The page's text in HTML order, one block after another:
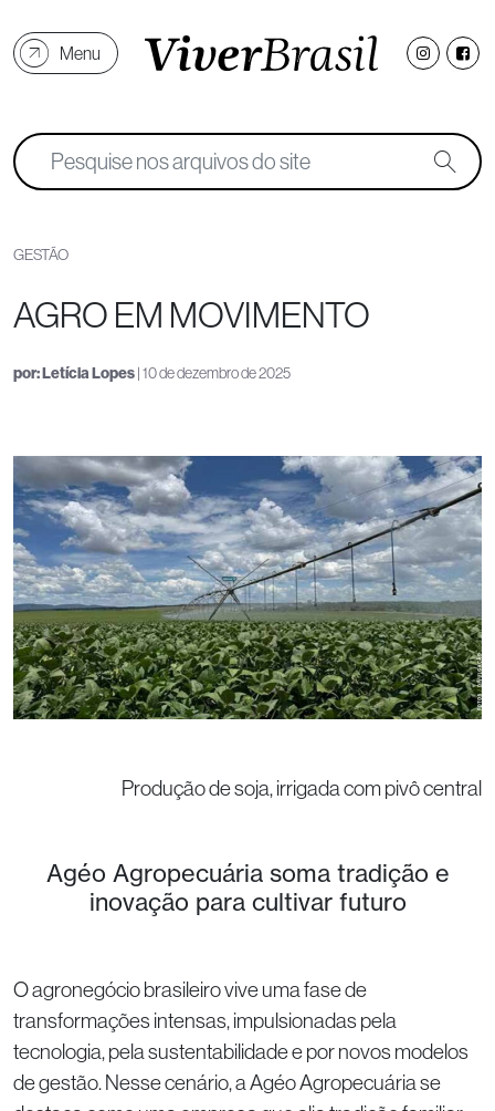
Menu
GESTÃO
AGRO EM MOVIMENTO
por:Letícia Lopes| 10 de dezembro de 2025
Produção de soja, irrigada com pivô central
Agéo Agropecuária soma tradição e
inovação para cultivar futuro
O agronegócio brasileiro vive uma fase de
transformações intensas, impulsionadas pela
tecnologia, pela sustentabilidade e por novos modelos
de gestão. Nesse cenário, a Agéo Agropecuária se